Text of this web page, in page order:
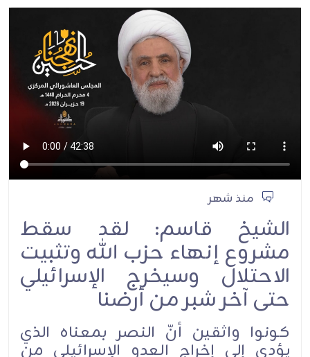
منذ شهر
الشيخ قاسم: لقد سقط
مشروع إنهاء حزب الله وتثبيت
الاحتلال وسيخرج الإسرائيلي
حتى آخر شبر من أرضنا
كونوا واثقين أنّ النصر بمعناه الذي
يؤدي إلى إخراج العدو الإسرائيلي من